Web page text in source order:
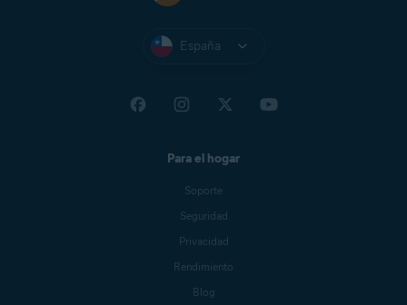
España
Para el hogar
Soporte
Seguridad
Privacidad
Rendimiento
Blog